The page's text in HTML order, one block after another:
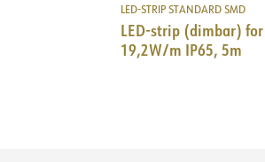
LED-STRIP STANDARD SMD
LED-strip (dimbar)
19,2W/m IP65, 5m